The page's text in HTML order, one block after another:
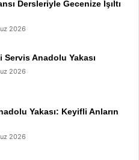
Dersleriyle Gecenize Işıltı
2026
Anadolu Yakası
2026
Yakası: Keyifli Anların
2026